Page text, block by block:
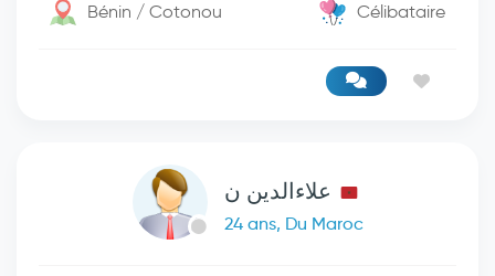
Bénin / Cotonou Célibataire
علاءالدين ن
24 ans, Du Maroc